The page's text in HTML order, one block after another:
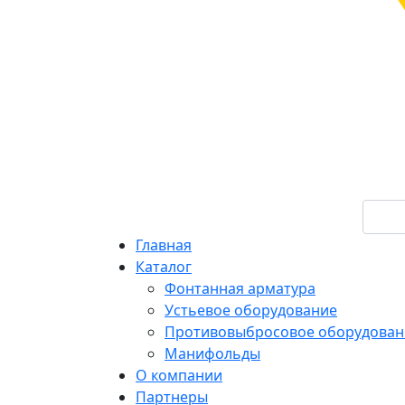
Главная
Каталог
Фонтанная арматура
Устьевое оборудование
Противовыбросовое
Манифольды
О компании
Партнеры